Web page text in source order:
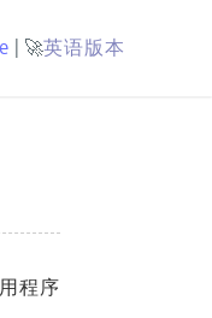
| 🚀英语版本
程序